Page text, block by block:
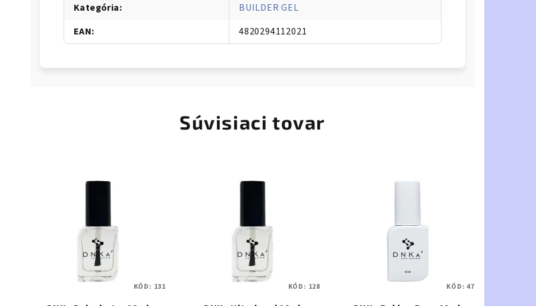
Kategória:
BUILDER GEL
EAN: 4820294112021
Súvisiaci tovar
KÓD: 131 KÓD: 128 KÓD:47